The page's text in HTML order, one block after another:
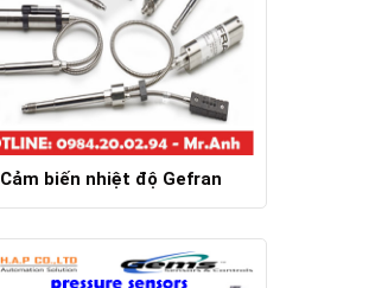
Cảm biến nhiệt độ Gefran
Chi tiết